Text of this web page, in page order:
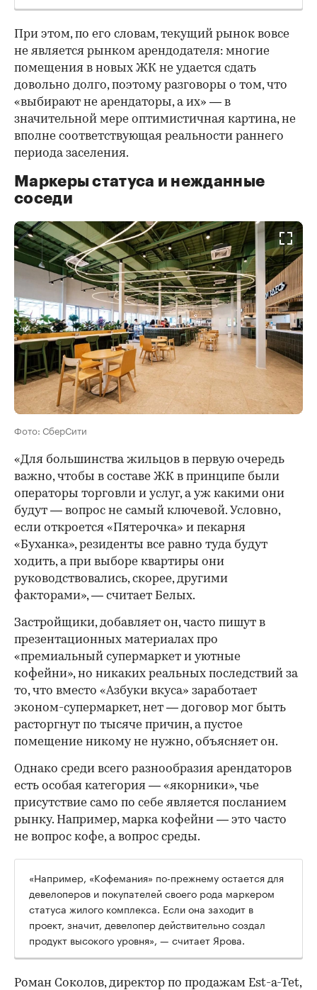
При этом, по его словам, текущий рынок вовсе
не является рынком арендодателя: многие
помещения в новых ЖК не удается сдать
довольно долго, поэтому разговоры о том, что
«выбирают не арендаторы, а их» — в
значительной мере оптимистичная картина, не
вполне соответствующая реальности раннего
периода заселения.
Маркеры статуса и нежданные
соседи
Фото: СберСити
«Для большинства жильцов в первую очередь
важно, чтобы в составе ЖК в принципе были
операторы торговли и услуг, а уж какими они
будут — вопрос не самый ключевой. Условно,
если откроется «Пятерочка» и пекарня
«Буханка», резиденты все равно туда будут
ходить, а при выборе квартиры они
руководствовались, скорее, другими
факторами», — считает Белых.
Застройщики, добавляет он, часто пишут в
презентационных материалах про
«премиальный супермаркет и уютные
кофейни», но никаких реальных последствий за
то, что вместо «Азбуки вкуса» заработает
эконом-супермаркет, нет — договор мог быть
расторгнут по тысяче причин, а пустое
помещение никому не нужно, объясняет он.
Однако среди всего разнообразия арендаторов
есть особая категория — «якорники», чье
присутствие само по себе является посланием
рынку. Например, марка кофейни — это часто
не вопрос кофе, а вопрос среды.
«Например, «Кофемания» по-прежнему остается для
девелоперов и покупателей своего рода маркером
статуса жилого комплекса. Если она заходит в
проект, значит, девелопер действительно создал
продукт высокого уровня», — считает Ярова.
Роман Соколов, директор по продажам Est-a-Tet,